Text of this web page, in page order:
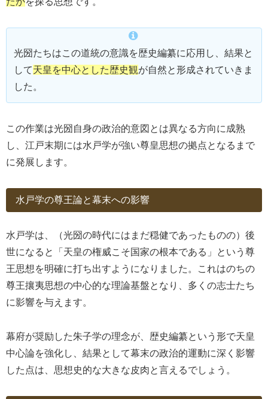
光圀たちはこの道統の意識を歴史編纂に応用し、結果と
して天皇を中心とした歴史観が自然と形成されていきま
した。
この作業は光圀自身の政治的意図とは異なる方向に成熟
し、江戸末期には水戸学が強い尊皇思想の拠点となるまで
に発展します。
水戸学の尊王論と幕末への影響
水戸学は、（光圀の時代にはまだ穏健であったものの）後
世になると「天皇の権威こそ国家の根本である」という尊
王思想を明確に打ち出すようになりました。これはのちの
尊王攘夷思想の中心的な理論基盤となり、多くの志士たち
に影響を与えます。
幕府が奨励した朱子学の理念が、歴史編纂という形で天皇
中心論を強化し、結果として幕末の政治的運動に深く影響
した点は、思想史的な大きな皮肉と言えるでしょう。